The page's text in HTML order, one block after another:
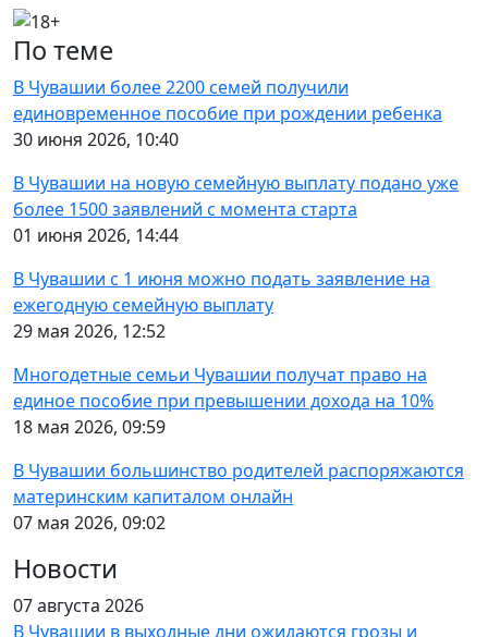
По теме
В Чувашии более 2200 семей получили
единовременное пособие при рождении ребенка
30 июня 2026, 10:40
В Чувашии на новую семейную выплату подано уже
более 1500 заявлений с момента старта
01 июня 2026, 14:44
В Чувашии с 1 июня можно подать заявление на
ежегодную семейную выплату
29 мая 2026, 12:52
Многодетные семьи Чувашии получат право на
единое пособие при превышении дохода на 10%
18 мая 2026, 09:59
В Чувашии большинство родителей распоряжаются
материнским капиталом онлайн
07 мая 2026, 09:02
Новости
07 августа 2026
В Чувашии в выходные дни ожидаются грозы и